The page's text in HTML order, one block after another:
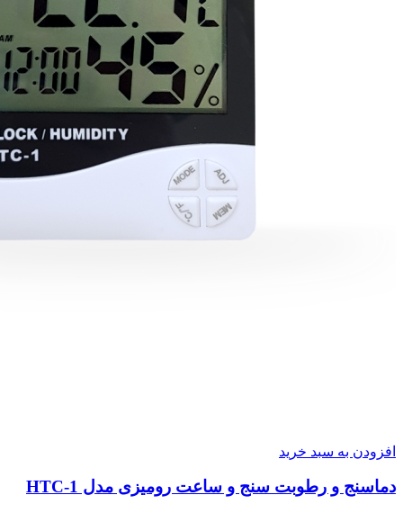
افزودن به سبد خرید
دماسنج و رطوبت سنج و ساعت رومیزی مدل HTC-1